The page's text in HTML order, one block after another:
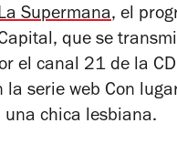
Supermana, el
que se
el canal 21 de la
la serie web Con
chica lesbiana.